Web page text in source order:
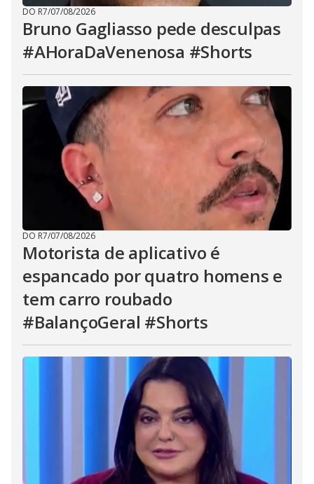
DO R7/07/08/2026
Bruno Gagliasso pede desculpas
#AHoraDaVenenosa #Shorts
DO R7/07/08/2026
Motorista de aplicativo é
espancado por quatro homens e
tem carro roubado
#BalançoGeral #Shorts